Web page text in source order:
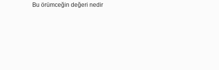
Bu örümceğin değeri nedir